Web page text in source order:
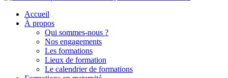
Accueil
À propos
Qui sommes-nous ?
Nos engagements
Les formations
Lieux de formation
Le calendrier de formations